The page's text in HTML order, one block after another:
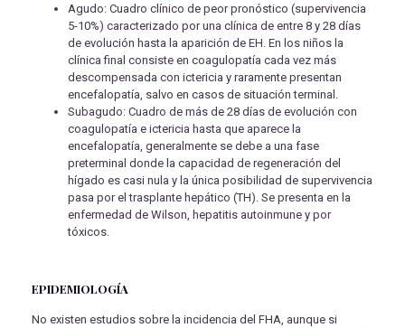
Agudo: Cuadro clínico de peor pronóstico (supervivencia
5-10%) caracterizado por una clínica de entre 8 y 28 días
de evolución hasta la aparición de EH. En los niños la
clínica final consiste en coagulopatía cada vez más
descompensada con ictericia y raramente presentan
encefalopatía, salvo en casos de situación terminal.
Subagudo: Cuadro de más de 28 días de evolución con
coagulopatía e ictericia hasta que aparece la
encefalopatía, generalmente se debe a una fase
preterminal donde la capacidad de regeneración del
hígado es casi nula y la única posibilidad de supervivencia
pasa por el trasplante hepático (TH). Se presenta en la
enfermedad de Wilson, hepatitis autoinmune y por
tóxicos.
EPIDEMIOLOGÍA
No existen estudios sobre la incidencia del FHA, aunque si